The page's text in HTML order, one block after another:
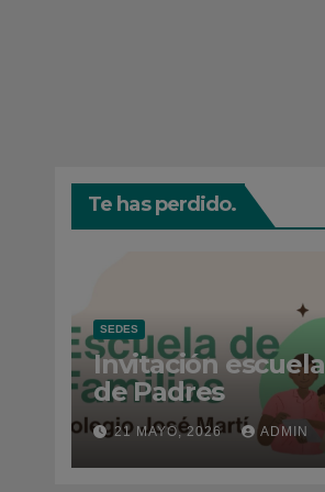
Te has perdido.
SEDES
Invitación escuela
de Padres
21 MAYO, 2026 ADMIN